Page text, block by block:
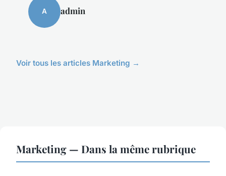
A admin
Voir tous les articles Marketing →
Marketing — Dans la même rubrique